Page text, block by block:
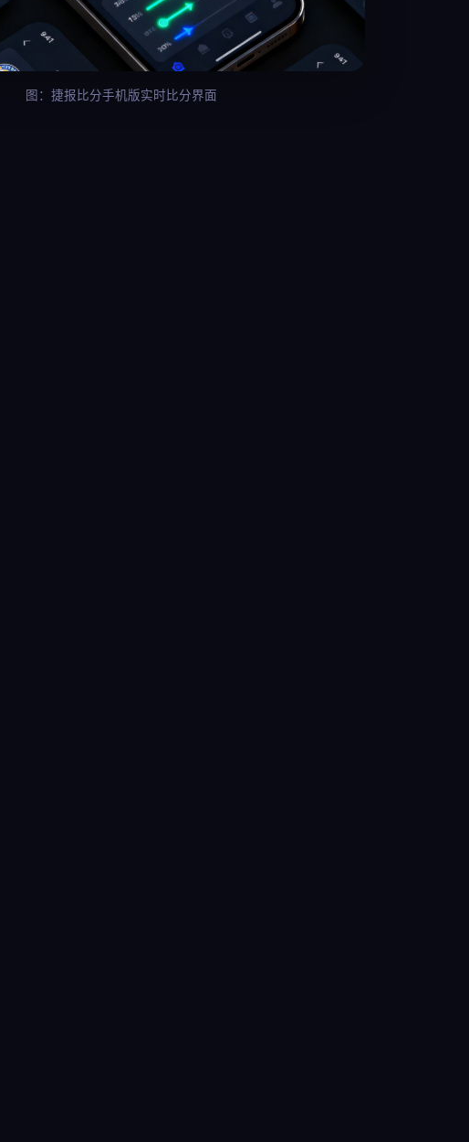
图：捷报比分手机版实时比分界面